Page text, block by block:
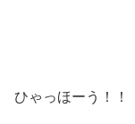
ひゃっほーう！！